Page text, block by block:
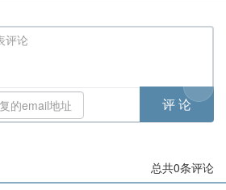
评论
总共0条评论